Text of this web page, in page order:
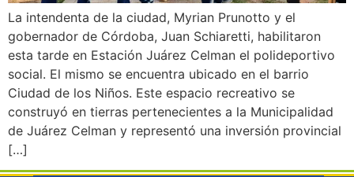
La intendenta de la ciudad, Myrian Prunotto y el
gobernador de Córdoba, Juan Schiaretti, habilitaron
esta tarde en Estación Juárez Celman el polideportivo
social. El mismo se encuentra ubicado en el barrio
Ciudad de los Niños. Este espacio recreativo se
construyó en tierras pertenecientes a la Municipalidad
de Juárez Celman y representó una inversión provincial
[…]